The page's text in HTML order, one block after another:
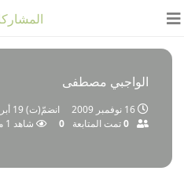
الواجبي مصطفى
16 نوفمبر 2009 انضمّ(ت) 19 أبريل 2008
0تمت المتابعة 0 شاهد 1